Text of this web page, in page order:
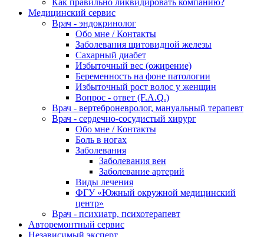
Медицинский сервис
Врач - эндокринолог
Обо мне / Контакты
Заболевания щитовидной железы
Сахарный диабет
Избыточный вес (ожирение)
Беременность на фоне патологии
Избыточный рост волос у женщин
Вопрос - ответ (F.A.Q.)
Врач - вертеброневролог, мануальный терапевт
Врач - сердечно-сосудистый хирург
Обо мне / Контакты
Боль в ногах
Заболевания
Заболевания вен
Заболевание артерий
Виды лечения
ФГУ «Южный окружной медицинский
центр»
Врач - психиатр, психотерапевт
Авторемонтный сервис
Независимый эксперт